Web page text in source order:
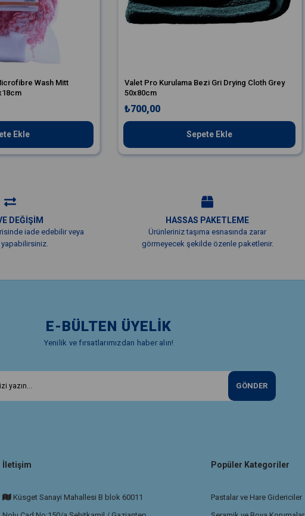
Wash Mitt
Ekle
Valet Pro Kurulama Bezi Gri Drying Cloth Grey
50x80cm
₺700,00
Sepete Ekle
DEĞİŞİM
iade edebilir veya
HASSAS PAKETLEME
Ürünleriniz taşıma esnasında zarar
görmeyecek şekilde özenle paketlenir.
E-BÜLTEN ÜYELİK
Yenilik ve fırsatlarımızdan haber alın!
GÖNDER
İletişim
Küsget Sanayi Mahallesi B blok 60011
Popüler Kategoriler
Pastalar ve Hare Gidericiler